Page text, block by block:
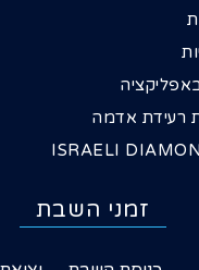
רעידת אדמה
ISRAELI
זמני השבת